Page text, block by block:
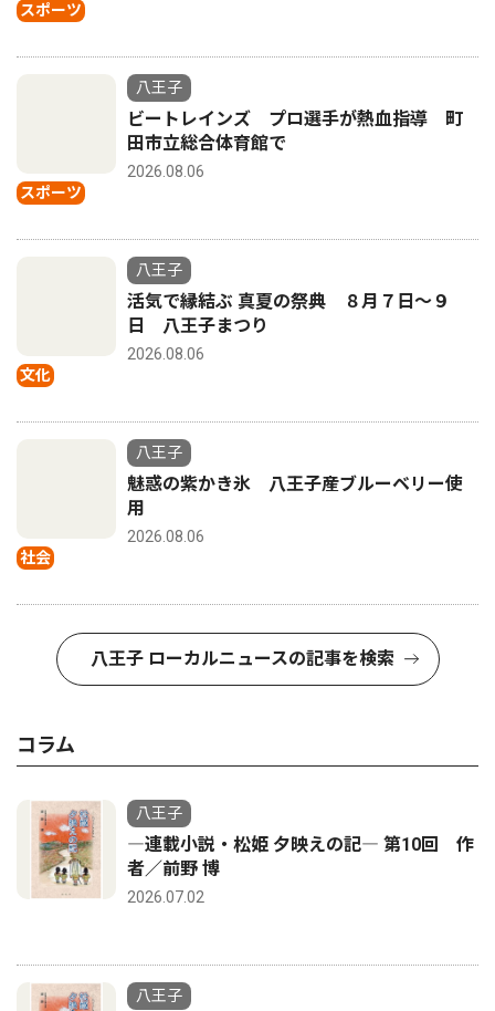
スポーツ
スポーツ
八王子
ビートレインズ プロ選手が熱血指導 町
田市立総合体育館で
2026.08.06
文化
八王子
活気で縁結ぶ 真夏の祭典 ８月７日〜９
日 八王子まつり
2026.08.06
社会
八王子
魅惑の紫かき氷 八王子産ブルーベリー使
用
2026.08.06
八王子 ローカルニュースの記事を検索
コラム
八王子
―連載小説・松姫 夕映えの記― 第10回 作
者／前野 博
2026.07.02
八王子